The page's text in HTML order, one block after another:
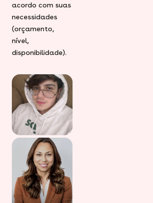
acordo com suas
necessidades
(orçamento,
nível,
disponibilidade).